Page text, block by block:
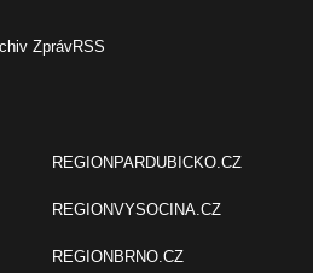
ZprávRSS
REGIONPARDUBICKO.CZ
REGIONVYSOCINA.CZ
REGIONBRNO.CZ